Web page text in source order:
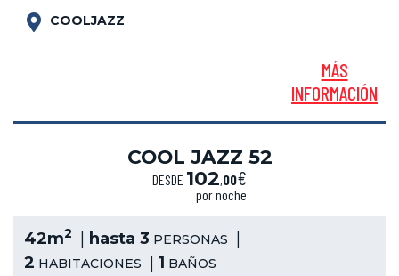
COOLJAZZ
MÁS
INFORMACIÓN
COOL JAZZ 52
DESDE 102,00€
por noche
42m2 hasta 3 PERSONAS
2 HABITACIONES 1 BAÑOS